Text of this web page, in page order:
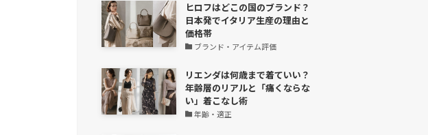
ヒロフはどこの国のブランド？
日本発でイタリア生産の理由と
価格帯
ブランド・アイテム評価
リエンダは何歳まで着ていい？
年齢層のリアルと「痛くならな
い」着こなし術
年齢・適正